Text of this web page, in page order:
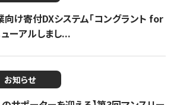
向け寄付DXシステム「コングラント for
ーアルしまし...
お知らせ